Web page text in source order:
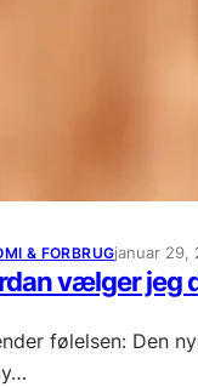
& FORBRUGjanuar 29,
vælger jeg
følelsen: Den